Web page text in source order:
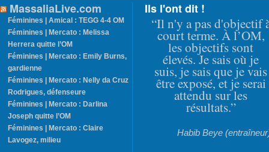
MassaliaLive.com
Féminines | Amical : TEGG 4-4 OM
Féminines | Mercato : Melissa
Herrera quitte l’OM
Féminines | Mercato : Emily Burns,
gardienne
Féminines | Mercato : Nelly da Cruz
Rodrigues, défenseure
Féminines | Mercato : Darlina
Joseph quitte l’OM
Féminines | Mercato : Claire
Lavogez, milieu
Ils l'ont dit !
“Il n'y a pas d'objectif
court terme. À l’OM,
les objectifs sont
élevés. Je sais où je
suis, je sais que je vais
être exposé, et je serai
attendu sur les
résultats.”
Habib Beye